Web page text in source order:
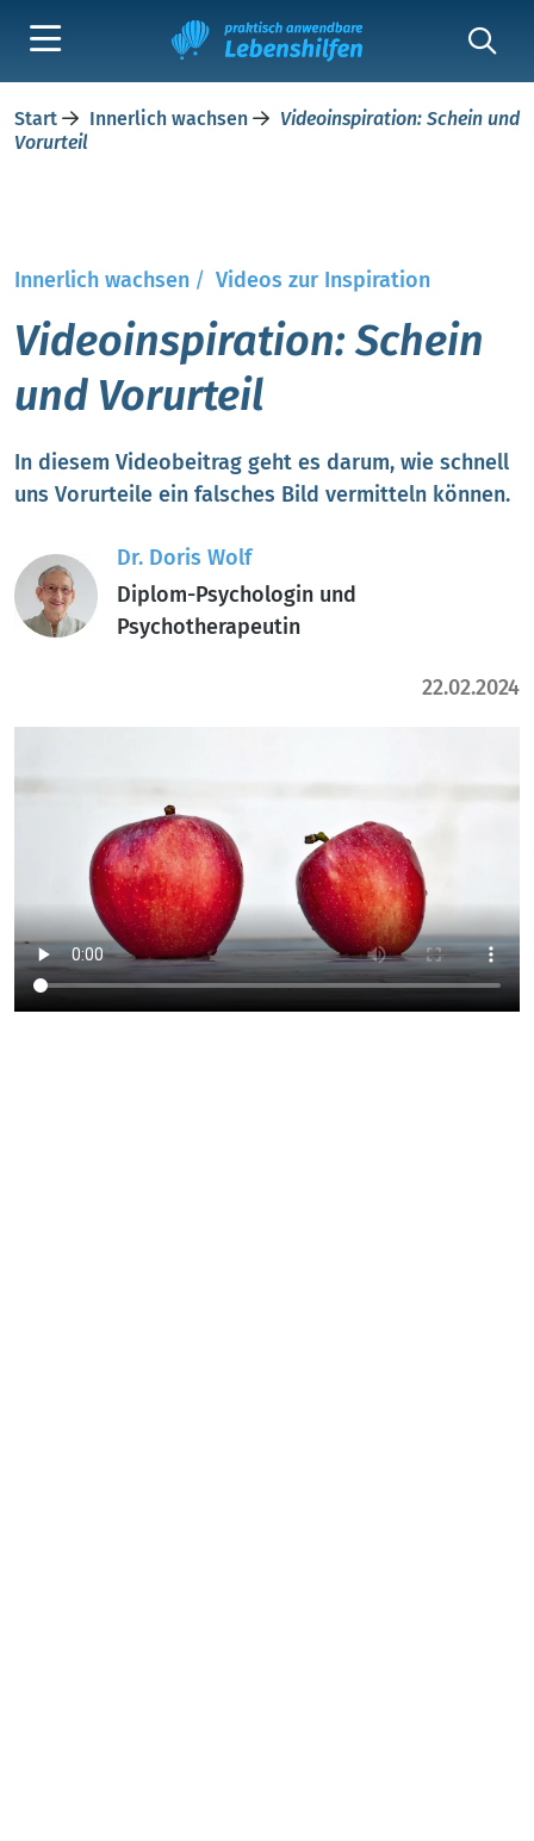
Start Innerlich wachsen
Videoinspiration: Schein und
Vorurteil
Innerlich wachsen / Videos zur Inspiration
Videoinspiration: Schein
und Vorurteil
In diesem Videobeitrag geht es darum, wie schnell
uns Vorurteile ein falsches Bild vermitteln können.
Dr. Doris Wolf
Diplom-Psychologin und
Psychotherapeutin
22.02.2024